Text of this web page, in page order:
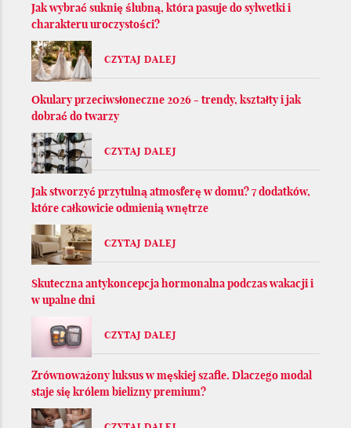
Jak wybrać suknię ślubną, która pasuje do sylwetki i
charakteru uroczystości?
CZYTAJ DALEJ
Okulary przeciwsłoneczne 2026 - trendy, kształty i jak
dobrać do twarzy
CZYTAJ DALEJ
Jak stworzyć przytulną atmosferę w domu? 7 dodatków,
które całkowicie odmienią wnętrze
CZYTAJ DALEJ
Skuteczna antykoncepcja hormonalna podczas wakacji i
w upalne dni
CZYTAJ DALEJ
Zrównoważony luksus w męskiej szafie. Dlaczego modal
staje się królem bielizny premium?